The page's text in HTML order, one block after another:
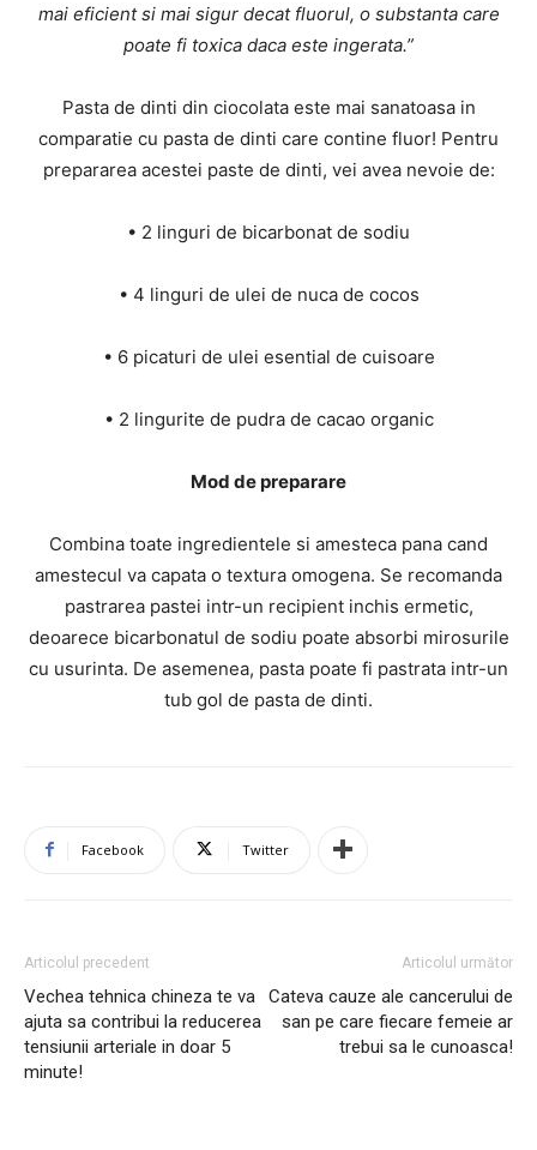
mai eficient si mai sigur decat fluorul, o substanta care
poate fi toxica daca este ingerata.”
Pasta de dinti din ciocolata este mai sanatoasa in
comparatie cu pasta de dinti care contine fluor! Pentru
prepararea acestei paste de dinti, vei avea nevoie de:
• 2 linguri de bicarbonat de sodiu
• 4 linguri de ulei de nuca de cocos
• 6 picaturi de ulei esential de cuisoare
• 2 lingurite de pudra de cacao organic
Mod de preparare
Combina toate ingredientele si amesteca pana cand
amestecul va capata o textura omogena. Se recomanda
pastrarea pastei intr-un recipient inchis ermetic,
deoarece bicarbonatul de sodiu poate absorbi mirosurile
cu usurinta. De asemenea, pasta poate fi pastrata intr-un
tub gol de pasta de dinti.
Facebook Twitter
Articolul precedent
Vechea tehnica chineza te va
ajuta sa contribui la reducerea
tensiunii arteriale in doar 5
minute!
Articolul următor
Cateva cauze ale cancerului de
san pe care fiecare femeie ar
trebui sa le cunoasca!